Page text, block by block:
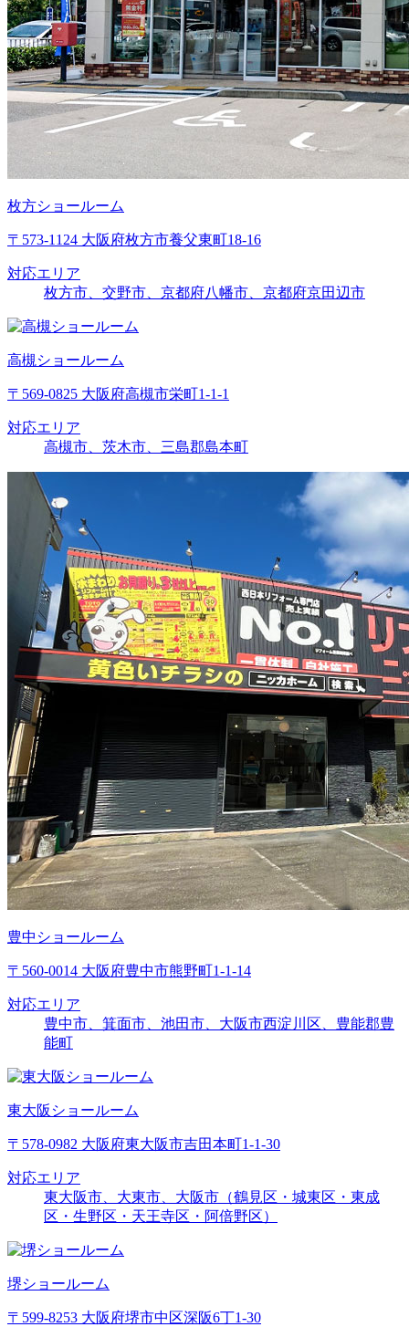
枚方ショールーム
〒573-1124 大阪府枚方市養父東町18-16
対応エリア
枚方市、交野市、京都府八幡市、京都府京田辺市
高槻ショールーム
〒569-0825 大阪府高槻市栄町1-1-1
対応エリア
高槻市、茨木市、三島郡島本町
豊中ショールーム
〒560-0014 大阪府豊中市熊野町1-1-14
対応エリア
豊中市、箕面市、池田市、大阪市西淀川区、豊能郡豊
能町
東大阪ショールーム
〒578-0982 大阪府東大阪市吉田本町1-1-30
対応エリア
東大阪市、大東市、大阪市（鶴見区・城東区・東成
区・生野区・天王寺区・阿倍野区）
堺ショールーム
〒599-8253 大阪府堺市中区深阪6丁1-30